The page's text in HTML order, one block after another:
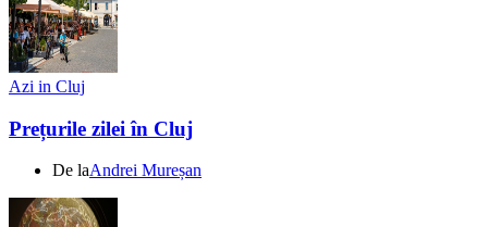
Azi in Cluj
Prețurile zilei în Cluj
De laAndrei Mureșan